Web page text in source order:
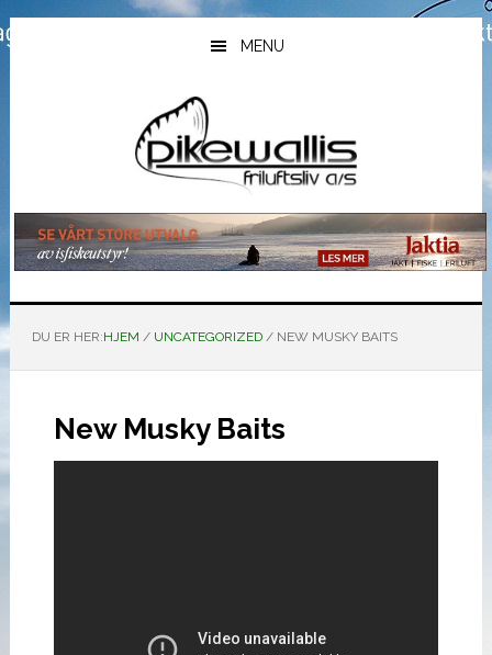
Hopp
til
Hopp
til
Hopp
til
MENU
DU ER HER:HJEM / UNCATEGORIZED /NEW MUSKY BAITS
New Musky Baits